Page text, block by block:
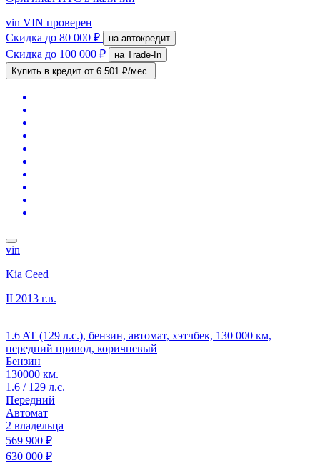
vin VIN проверен
Скидка до 80 000 ₽ на автокредит
Скидка до 100 000 ₽
на Trade-In
Купить в кредит от 6 501 ₽/мес.
vin
Kia Ceed
II 2013 г.в.
1.6 AT (129 л.с.), бензин, автомат, хэтчбек, 130 000 км,
передний привод, коричневый
Бензин
130000 км.
1.6 / 129 л.с.
Передний
Автомат
2 владельца
569 900 ₽
630 000 ₽